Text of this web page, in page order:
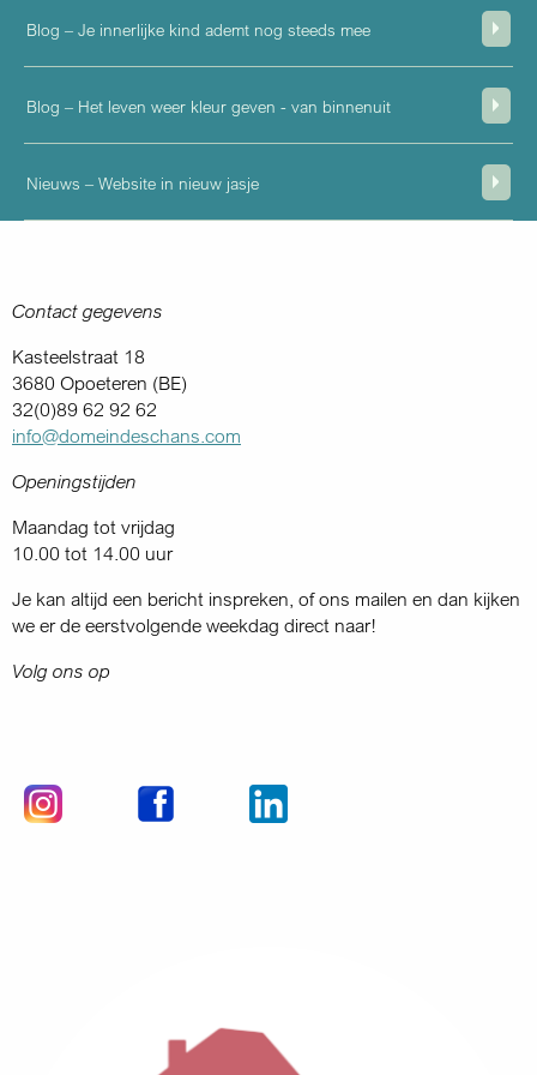
Blog – Je innerlijke kind ademt nog steeds mee
Blog – Het leven weer kleur geven - van binnenuit
Nieuws – Website in nieuw jasje
Contact gegevens
Kasteelstraat 18
3680 Opoeteren (BE)
32(0)89 62 92 62
info@domeindeschans.com
Openingstijden
Maandag tot vrijdag
10.00 tot 14.00 uur
Je kan altijd een bericht inspreken, of ons mailen en dan kijken
we er de eerstvolgende weekdag direct naar!
Volg ons op